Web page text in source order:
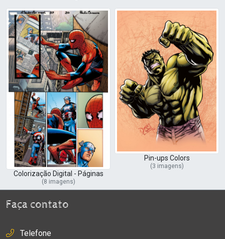
Colorização Digital - Páginas
(8 imagens)
Pin-ups Colors
(3 imagens)
Faça contato
Telefone